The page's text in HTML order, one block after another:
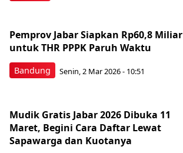
Bandung
Pemprov Jabar Siapkan Rp60,8 Miliar
untuk THR PPPK Paruh Waktu
Senin, 2 Mar 2026 - 10:51
Mudik Gratis Jabar 2026 Dibuka 11
Maret, Begini Cara Daftar Lewat
Sapawarga dan Kuotanya